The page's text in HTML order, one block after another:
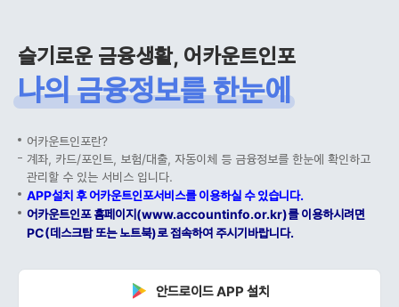
슬기로운 금융생활, 어카운트인포
나의 금융정보를 한눈에
어카운트인포란?
계좌, 카드/포인트, 보험/대출, 자동이체 등 금융정보를 한눈에 확인하고
관리할 수 있는 서비스 입니다.
APP설치 후 어카운트인포서비스를 이용하실 수 있습니다.
어카운트인포 홈페이지(www.accountinfo.or.kr)를 이용하시려면
PC(데스크탑 또는 노트북)로 접속하여 주시기바랍니다.
안드로이드 APP 설치